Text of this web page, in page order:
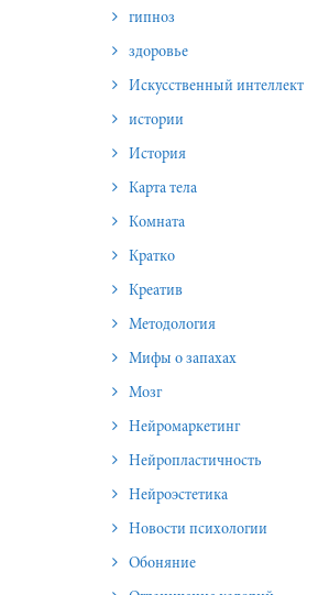
гипноз
здоровье
Искусственный интеллект
истории
История
Карта тела
Комната
Кратко
Креатив
Методология
Мифы о запахах
Мозг
Нейромаркетинг
Нейропластичность
Нейроэстетика
Новости психологии
Обоняние